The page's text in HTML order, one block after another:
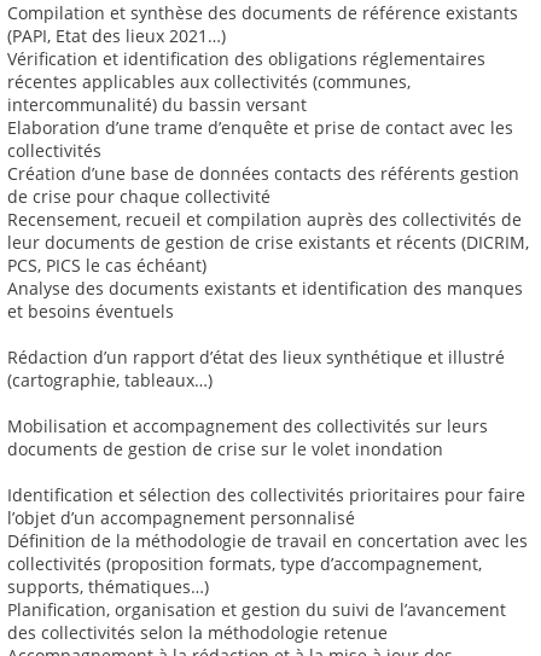
Compilation et synthèse des documents de référence existants
(PAPI, Etat des lieux 2021…)
Vérification et identification des obligations réglementaires
récentes applicables aux collectivités (communes,
intercommunalité) du bassin versant
Elaboration d’une trame d’enquête et prise de contact avec les
collectivités
Création d’une base de données contacts des référents gestion
de crise pour chaque collectivité
Recensement, recueil et compilation auprès des collectivités de
leur documents de gestion de crise existants et récents (DICRIM,
PCS, PICS le cas échéant)
Analyse des documents existants et identification des manques
et besoins éventuels
Rédaction d’un rapport d’état des lieux synthétique et illustré
(cartographie, tableaux…)
Mobilisation et accompagnement des collectivités sur leurs
documents de gestion de crise sur le volet inondation
Identification et sélection des collectivités prioritaires pour faire
l’objet d’un accompagnement personnalisé
Définition de la méthodologie de travail en concertation avec les
collectivités (proposition formats, type d’accompagnement,
supports, thématiques…)
Planification, organisation et gestion du suivi de l’avancement
des collectivités selon la méthodologie retenue